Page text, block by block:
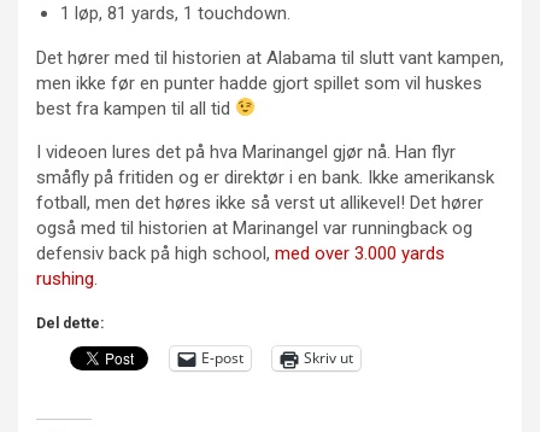
1 løp, 81 yards, 1 touchdown.
Det hører med til historien at Alabama til slutt vant kampen,
men ikke før en punter hadde gjort spillet som vil huskes
best fra kampen til all tid
I videoen lures det på hva Marinangel gjør nå. Han flyr
småfly på fritiden og er direktør i en bank. Ikke amerikansk
fotball, men det høres ikke så verst ut allikevel! Det hører
også med til historien at Marinangel var runningback og
defensiv back på high school, med over 3.000 yards
rushing.
Del dette:
E-post Skriv ut